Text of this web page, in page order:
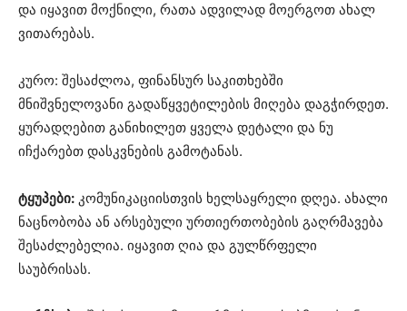
და იყავით მოქნილი, რათა ადვილად მოერგოთ ახალ
ვითარებას.
კურო: შესაძლოა, ფინანსურ საკითხებში
მნიშვნელოვანი გადაწყვეტილების მიღება დაგჭირდეთ.
ყურადღებით განიხილეთ ყველა დეტალი და ნუ
იჩქარებთ დასკვნების გამოტანას.
ტყუპები: კომუნიკაციისთვის ხელსაყრელი დღეა. ახალი
ნაცნობობა ან არსებული ურთიერთობების გაღრმავება
შესაძლებელია. იყავით ღია და გულწრფელი
საუბრისას.